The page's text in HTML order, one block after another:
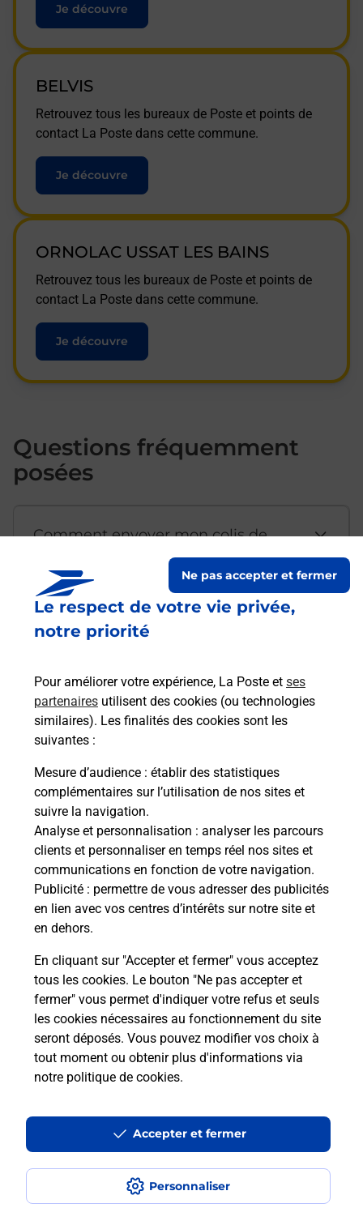
Le respect de votre vie privée,
notre priorité
Pour améliorer votre expérience, La Poste et ses
partenaires utilisent des cookies (ou technologies
similaires). Les finalités des cookies sont les
suivantes :
Mesure d’audience : établir des statistiques
complémentaires sur l’utilisation de nos sites et
suivre la navigation.
Analyse et personnalisation : analyser les parcours
clients et personnaliser en temps réel nos sites et
communications en fonction de votre navigation.
Publicité : permettre de vous adresser des publicités
en lien avec vos centres d’intérêts sur notre site et
en dehors.
En cliquant sur "Accepter et fermer" vous acceptez
tous les cookies. Le bouton "Ne pas accepter et
fermer" vous permet d'indiquer votre refus et seuls
les cookies nécessaires au fonctionnement du site
seront déposés. Vous pouvez modifier vos choix à
tout moment ou obtenir plus d'informations via
notre politique de cookies.
Personnaliser
Ne pas accepter et fermer
Accepter et fermer
Je découvre
BELVIS
Retrouvez tous les bureaux de Poste et points de
contact La Poste dans cette commune.
Je découvre
ORNOLAC USSAT LES BAINS
Retrouvez tous les bureaux de Poste et points de
contact La Poste dans cette commune.
Je découvre
Questions fréquemment
posées
Comment envoyer mon colis de
Est-il possible d’acheter un
emballage directement depuis un
Comment demander une
modification de livraison ?
Comment La Poste participe-t-elle
à votre sécurité au quotidien ?
Puis-je passer mon code de la route
avec La Poste et sous quelles
conditions ?
Localiser Liste Ariège LUZENAC
Accessibilité : partiellement conforme
Conditions contractuelles
Mentions légales